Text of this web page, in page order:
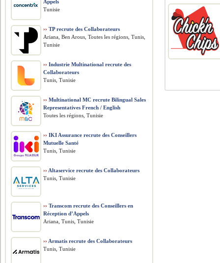
Appels
Tunisie
›› TP recrute des Collaborateurs
Ariana, Ben Arous, Toutes les régions, Tunis,
Tunisie
›› Industrie Multinational recrute des
Collaborateurs
Tunis, Tunisie
›› Multinational MC recrute Bilingual Sales
Representatives French / English
Toutes les régions, Tunisie
›› IKI Assurance recrute des Conseillers
Mutuelle Santé
Tunis, Tunisie
›› Altaservice recrute des Collaborateurs
Tunis, Tunisie
›› Transcom recrute des Conseillers en
Réception d’Appels
Ariana, Tunis, Tunisie
›› Armatis recrute des Collaborateurs
Tunis, Tunisie